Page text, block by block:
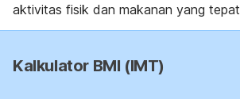
aktivitas fisik dan makanan yang
Kalkulator BMI (IMT)